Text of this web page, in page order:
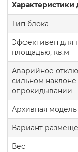
Характеристики
Тип блока
Эффективен для
площадью, кв.м
Аварийное
сильном
опрокидывании
Архивная модель
Вариант
Вес